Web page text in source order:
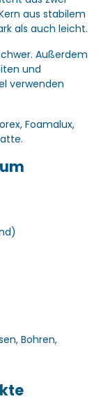
aus stabilem
als auch leicht.
Außerdem
und
verwenden
Foamalux,
Bohren,